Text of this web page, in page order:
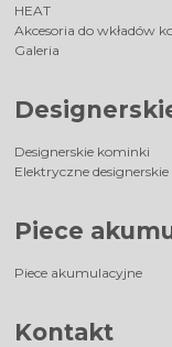
HEAT
Akcesoria do wkładów
Galeria
Designerskie kominki
Elektryczne
Piece
Piece akumulacyjne
Kontakt